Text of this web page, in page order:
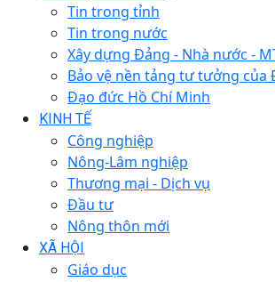
Tin trong tỉnh
Tin trong nước
Xây dựng Đảng - Nhà nước -
Bảo vệ nền tảng tư tưởng của
Đạo đức Hồ Chí Minh
KINH TẾ
Công nghiệp
Nông-Lâm nghiệp
Thương mại - Dịch vụ
Đầu tư
Nông thôn mới
XÃ HỘI
Giáo dục